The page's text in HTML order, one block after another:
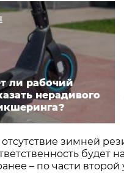
ли рабочий
нерадивого
отсутствие зимней
будет
– по части